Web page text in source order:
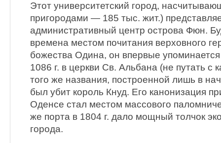
Этот университетский город,
пригородами — 185 тыс. жит.)
административный центр острова Фюн.
времена местом почитания верховного
божества Одина, он впервые упоминается
1086 г. в церкви Св. Альбана (не путать с
того же названия, построенной лишь в
был убит король Кнуд. Его канонизация
Оденсе стал местом массового
же порта в 1804 г. дало мощный толчок
города.